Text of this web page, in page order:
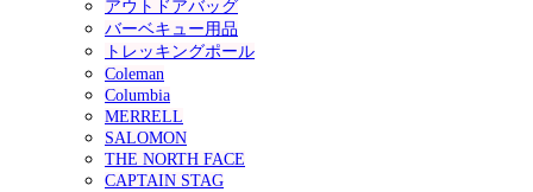
アウトドアバッグ
バーベキュー用品
トレッキングポール
Coleman
Columbia
MERRELL
SALOMON
THE NORTH FACE
CAPTAIN STAG